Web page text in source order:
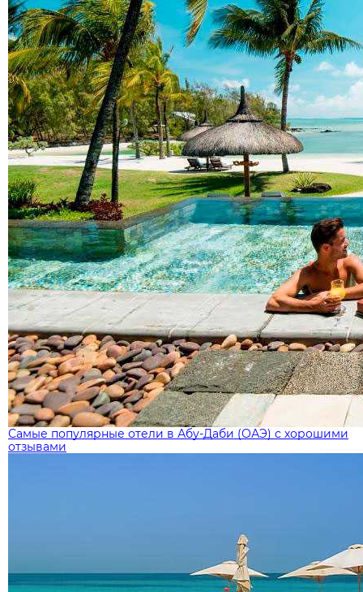
Самые популярные отели в Абу-Даби (ОАЭ) с хорошими
отзывами